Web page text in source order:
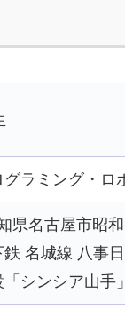
グラミング・ロ
県名古屋市昭
名城線 八事
シンシア山手